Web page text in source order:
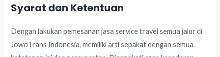
Syarat dan Ketentuan
Dengan lakukan pemesanan jasa service travel semua jalur di
JowoTrans Indonesia, memiliki arti sepakat dengan semua